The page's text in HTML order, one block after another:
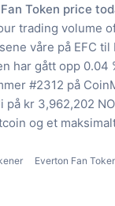
Token price
trading volume
våre på EFC til
har gått opp 0.04
#2312 på
på kr 3,962,202
og et
Everton Fan